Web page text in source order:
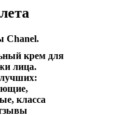
Chanel.